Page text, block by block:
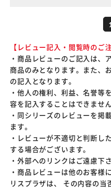
【レビュー記入・閲覧時のご注
・商品レビューのご記入は、
商品のみとなります。また、
の記入となります。
・他人の権利、利益、名誉等
容を記入することはできませ
・同シリーズのレビューを掲
ます。
・レビューが不適切と判断し
する場合がございます。
・外部へのリンクはご遠慮下さ
・商品レビューは他のお客様
リスプラザは、 その内容の当